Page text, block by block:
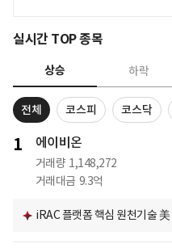
실시간 TOP 종목
상승 하락
전체 코스피 코스닥
1 에이비온
거래량 1,148,272
거래대금 9.3억
iRAC 플랫폼 핵심 원천기술